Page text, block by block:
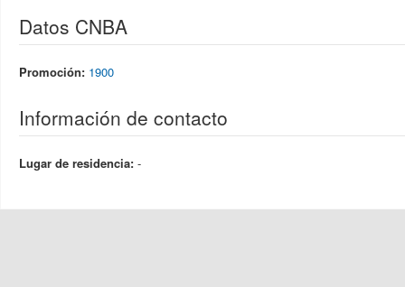
Datos CNBA
Promoción: 1900
Información de contacto
Lugar de residencia: -